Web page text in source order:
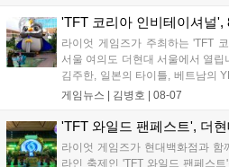
은 전년 대비 매출과 이용자 지표가
다. 오는 10월 필리핀 마닐라에서
FWC 그랜드 파이널이 개최될 예
통해 커뮤니티 중심의 장기 성장
'TFT 코리아 인비테이셔널',
라이엇 게임즈가 주최하는 'TFT
서울 여의도 더현대 서울에서 열
김주한, 일본의 타이틀, 베트남의
는 소속팀 없이 개인 자격으로 참
17일까지 이어지는 이번 행사는
거리를 제공하며, 이후 현대백화
니다. 연말에는 라스베이거스 오픈
게임뉴스 | 김병호 08-07
'TFT 와일드 팬페스트', 더
라이엇 게임즈가 현대백화점과
라인 축제인 'TFT 와일드 팬페스